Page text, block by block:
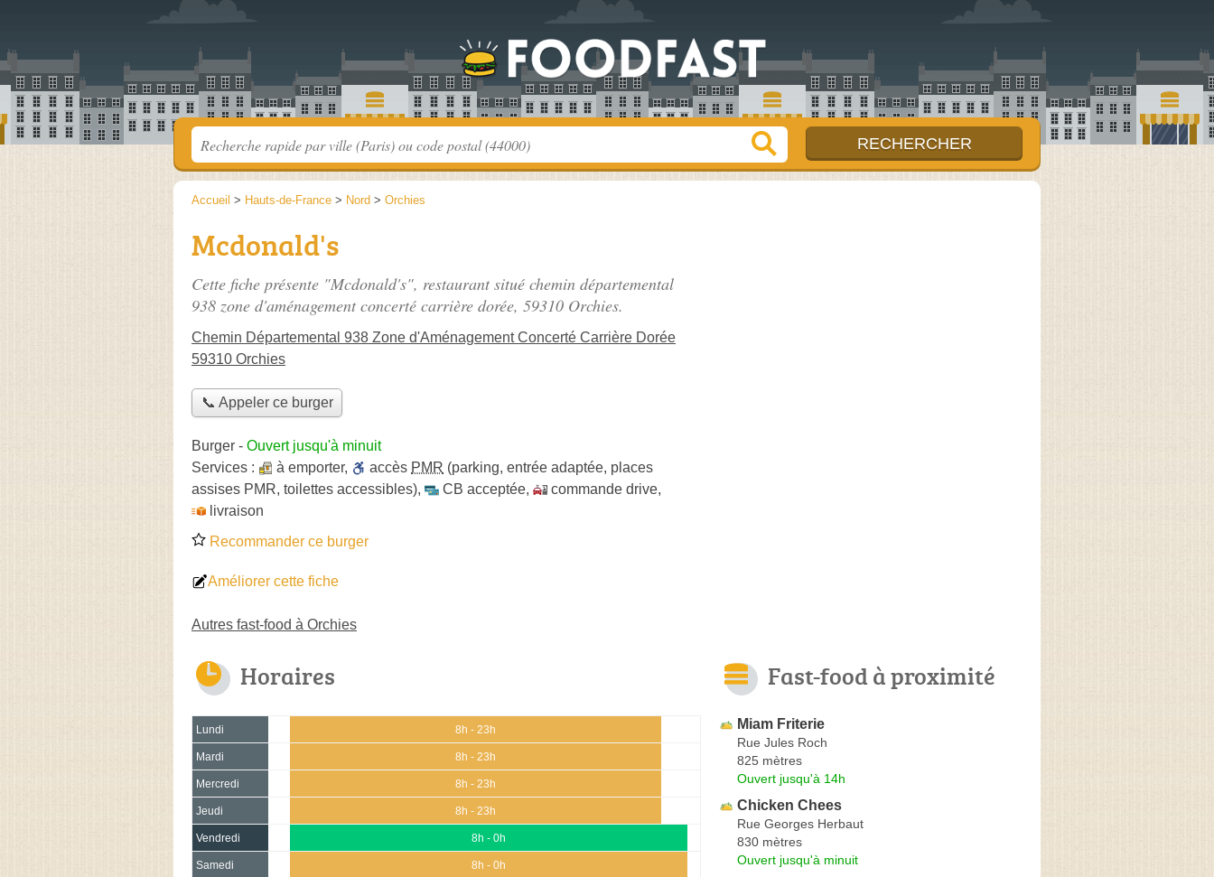
Accueil > Hauts-de-France > Nord > Orchies
Mcdonald's
Cette fiche présente "Mcdonald's", restaurant situé chemin départemental
938 zone d'aménagement concerté carrière dorée, 59310 Orchies.
Chemin Départemental 938 Zone d'Aménagement Concerté Carrière Dorée
59310 Orchies
📞 Appeler ce burger
Burger - Ouvert jusqu'à minuit
Services :
à emporter, accès PMR (parking, entrée adaptée, places
assises PMR, toilettes accessibles), CB acceptée, commande drive,
livraison
Recommander ce burger
Améliorer cette fiche
Autres fast-food à Orchies
Horaires
Lundi 8h - 23h
Mardi 8h - 23h
Mercredi 8h - 23h
Jeudi 8h - 23h
Vendredi 8h - 0h
Samedi 8h - 0h
Fast-food à proximité
Miam Friterie
Rue Jules Roch
825 mètres
Ouvert jusqu'à 14h
Chicken Chees
Rue Georges Herbaut
830 mètres
Ouvert jusqu'à minuit